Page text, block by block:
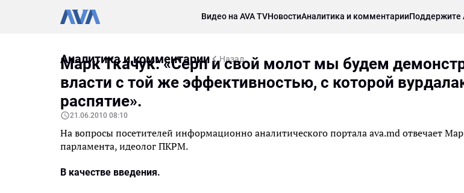
Видео на AVA TVНовостиАналитика и комментарииПоддержите
Аналитика и комментарии Назад
Марк Ткачук: «Серп и свой молот мы будем
власти с той же эффективностью, с которой
распятие».
21.06.2010 08:10
На вопросы посетителей информационно аналитического портала ava.md отвечает
парламента, идеолог ПКРМ.
В качестве введения.